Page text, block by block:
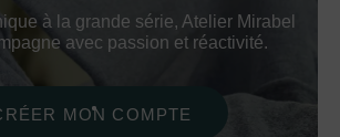
à la grande série, Atelier Mirabel
avec passion et réactivité.
MON COMPTE